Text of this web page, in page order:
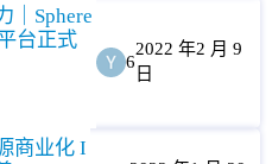
｜Sphere
台正式
6
2022 年2 月 9
日
商业化 I